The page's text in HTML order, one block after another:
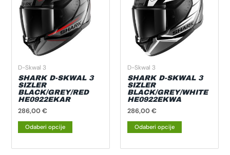
D-Skwal 3
SHARK D-SKWAL 3
SIZLER
BLACK/GREY/RED
HE0922EKAR
286,00€
Odaberi opcije
više
varijanti.
Opcije
se
na
stranici
D-Skwal 3
SHARK D-SKWAL 3
SIZLER
BLACK/GREY/WHITE
HE0922EKWA
286,00€
Odaberi opcije
više
varijanti.
Opcije
se
na
stranici
proizvoda